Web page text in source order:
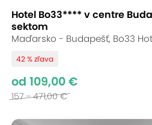
Hotel Bo33**** v centre
sektom
Maďarsko - Budapešť, Bo33
42 % zľava
od 109,00 €
157 - 471,00 €